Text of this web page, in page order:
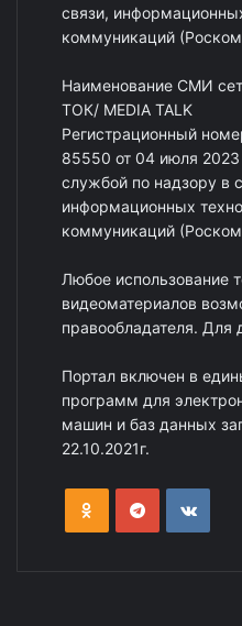
связи,
коммуникаций
Наименование СМИ
ТОК/ MEDIA TALK
Регистрационный
85550 от 04 июля
службой по надзору в
информационных
коммуникаций
Любое использование
видеоматериалов
правообладателя. Для
Портал включен в
программ для
машин и баз данных
22.10.2021г.